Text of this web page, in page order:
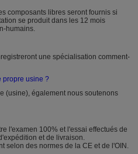
composants libres seront fournis si
se produit dans les 12 mois
humains.
une spécialisation comment-
propre usine ?
(usine), également nous soutenons
l'examen 100% et l'essai effectués de
et de livraison.
selon des normes de la CE et de l'OIN.